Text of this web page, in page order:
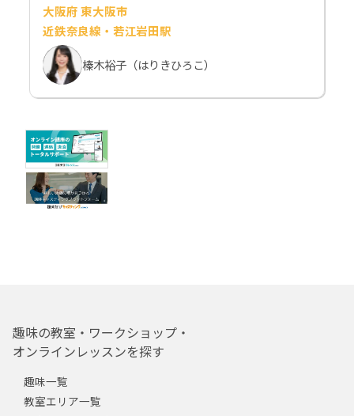
大阪府 東大阪市
近鉄奈良線・若江岩田駅
榛木裕子（はりきひろこ）
趣味の教室・ワークショップ・
オンラインレッスンを探す
趣味一覧
教室エリア一覧